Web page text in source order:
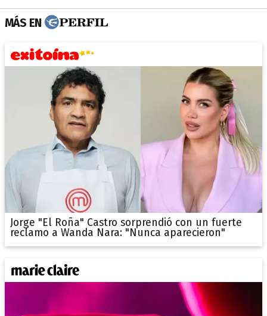
MÁS EN
Jorge "El Roña" Castro sorprendió con un fuerte
reclamo a Wanda Nara: "Nunca aparecieron"